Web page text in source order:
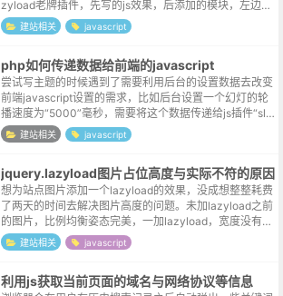
zyload老牌插件，先写的js效果，后添加的模块，左边栏
的图片加载的好好的，等到右边栏输出缩略图时，就出现
了问题。l...
建站相关 javascript
php如何传递数据给前端的javascript
尝试写主题的时候遇到了需要利用后台的设置数据去改变
前端javascript设置的需求，比如后台设置一个幻灯的轮
播速度为“5000”毫秒，需要将这个数据传递给js插件“slid
ejs”。最初的做法是利用php直接输出一段标签，类似下
面这...
建站相关 javascript
jquery.lazyload图片占位高度与实际不符的原因
想为站点图片添加一个lazyload的效果，没成想整整耗费
了两天的时间去解决图片高度的问题。未加lazyload之前
的图片，比例均衡姿态完美，一加lazyload，宽度没有什
么问题，但灰色的placeholder区域整整高出了几层
楼，...
建站相关 javascript
利用js获取当前页面的域名与网络协议等信息